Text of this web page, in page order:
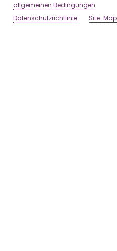
allgemeinen Bedingungen
Datenschutzrichtlinie
Site-Map